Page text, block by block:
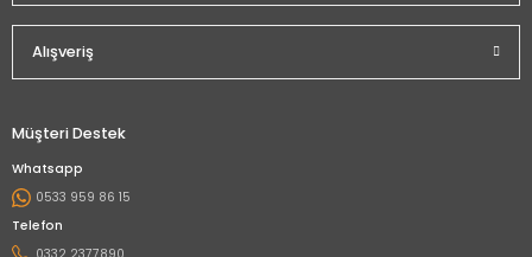
Alışveriş
Müşteri Destek
Whatsapp
0533 959 86 15
Telefon